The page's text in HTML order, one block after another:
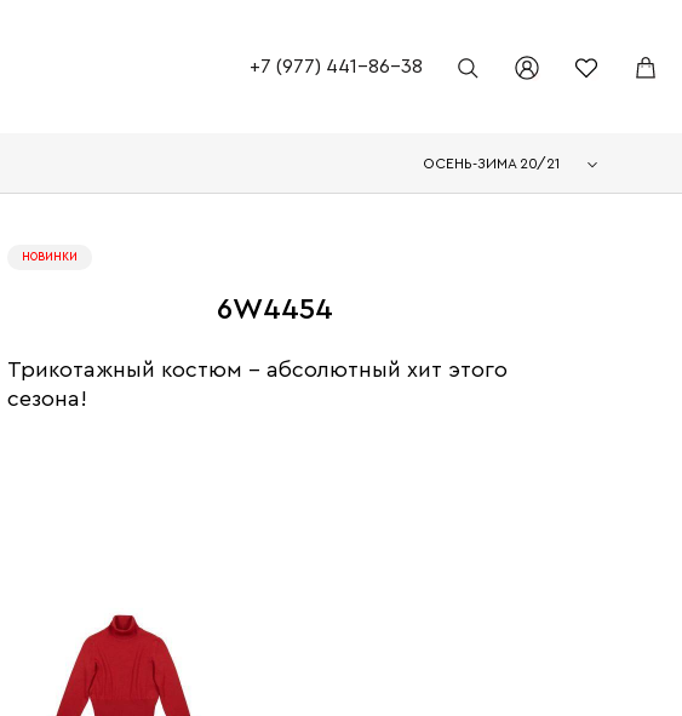
ОСЕНЬ-ЗИМА 20/21
+7 (977) 441-86-38
НОВИНКИ
6W4454
Трикотажный костюм - абсолютный хит этого
сезона!